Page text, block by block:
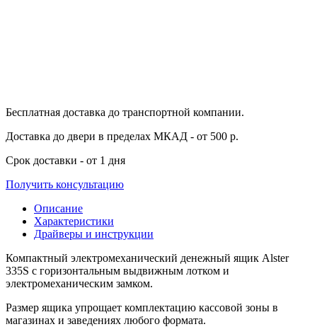
Бесплатная доставка до транспортной компании.
Доставка до двери в пределах МКАД - от 500 р.
Срок доставки - от 1 дня
Получить консультацию
Описание
Характеристики
Драйверы и инструкции
Компактный электромеханический денежный ящик Alster
335S с горизонтальным выдвижным лотком и
электромеханическим замком.
Размер ящика упрощает комплектацию кассовой зоны в
магазинах и заведениях любого формата.